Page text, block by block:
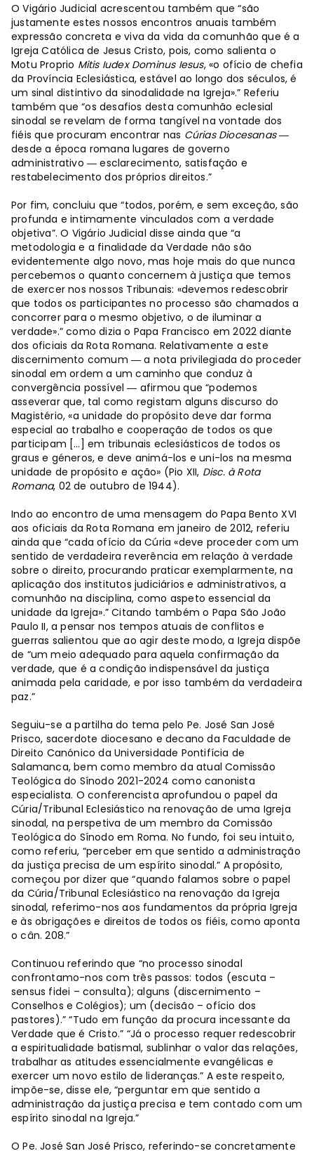
O Vigário Judicial acrescentou também que “são
justamente estes nossos encontros anuais também
expressão concreta e viva da vida da comunhão que é a
Igreja Católica de Jesus Cristo, pois, como salienta o
Motu Proprio Mitis Iudex Dominus Iesus, «o ofício de chefia
da Província Eclesiástica, estável ao longo dos séculos, é
um sinal distintivo da sinodalidade na Igreja».” Referiu
também que “os desafios desta comunhão eclesial
sinodal se revelam de forma tangível na vontade dos
fiéis que procuram encontrar nas Cúrias Diocesanas―
desde a época romana lugares de governo
administrativo ― esclarecimento, satisfação e
restabelecimento dos próprios direitos.”
Por fim, concluiu que “todos, porém, e sem exceção, são
profunda e intimamente vinculados com a verdade
objetiva”. O Vigário Judicial disse ainda que “a
metodologia e a finalidade da Verdade não são
evidentemente algo novo, mas hoje mais do que nunca
percebemos o quanto concernem à justiça que temos
de exercer nos nossos Tribunais: «devemos redescobrir
que todos os participantes no processo são chamados a
concorrer para o mesmo objetivo, o de iluminar a
verdade».” como dizia o Papa Francisco em 2022 diante
dos oficiais da Rota Romana. Relativamente a este
discernimento comum ― a nota privilegiada do proceder
sinodal em ordem a um caminho que conduz à
convergência possível ― afirmou que “podemos
asseverar que, tal como registam alguns discurso do
Magistério, «a unidade do propósito deve dar forma
especial ao trabalho e cooperação de todos os que
participam […] em tribunais eclesiásticos de todos os
graus e géneros, e deve animá-los e uni-los na mesma
unidade de propósito e ação» (Pio XII, Disc. à Rota
Romana, 02 de outubro de 1944).
Indo ao encontro de uma mensagem do Papa Bento XVI
aos oficiais da Rota Romana em janeiro de 2012, referiu
ainda que “cada ofício da Cúria «deve proceder com um
sentido de verdadeira reverência em relação à verdade
sobre o direito, procurando praticar exemplarmente, na
aplicação dos institutos judiciários e administrativos, a
comunhão na disciplina, como aspeto essencial da
unidade da Igreja».” Citando também o Papa São João
Paulo II, a pensar nos tempos atuais de conflitos e
guerras salientou que ao agir deste modo, a Igreja dispõe
de “um meio adequado para aquela confirmação da
verdade, que é a condição indispensável da justiça
animada pela caridade, e por isso também da verdadeira
paz.”
Seguiu-se a partilha do tema pelo Pe. José San José
Prisco, sacerdote diocesano e decano da Faculdade de
Direito Canónico da Universidade Pontifícia de
Salamanca, bem como membro da atual Comissão
Teológica do Sínodo 2021-2024 como canonista
especialista. O conferencista aprofundou o papel da
Cúria/Tribunal Eclesiástico na renovação de uma Igreja
sinodal, na perspetiva de um membro da Comissão
Teológica do Sínodo em Roma. No fundo, foi seu intuito,
como referiu, “perceber em que sentido a administração
da justiça precisa de um espírito sinodal.” A propósito,
começou por dizer que “quando falamos sobre o papel
da Cúria/Tribunal Eclesiástico na renovação da Igreja
sinodal, referimo-nos aos fundamentos da própria Igreja
e às obrigações e direitos de todos os fiéis, como aponta
o cân. 208.”
Continuou referindo que “no processo sinodal
confrontamo-nos com três passos: todos (escuta –
sensus fidei – consulta); alguns (discernimento –
Conselhos e Colégios); um (decisão – ofício dos
pastores).” “Tudo em função da procura incessante da
Verdade que é Cristo.” “Já o processo requer redescobrir
a espiritualidade batismal, sublinhar o valor das relações,
trabalhar as atitudes essencialmente evangélicas e
exercer um novo estilo de lideranças.” A este respeito,
impõe-se, disse ele, “perguntar em que sentido a
administração da justiça precisa e tem contado com um
espírito sinodal na Igreja.”
O Pe. José San José Prisco, referindo-se concretamente